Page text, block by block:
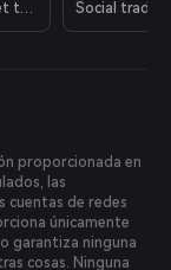
Kalshi is a federally regulated prediction market that supports cryptocurrency deposits. Social
proporcionada en
las
cuentas de redes
únicamente
garantiza ninguna
cosas. Ninguna